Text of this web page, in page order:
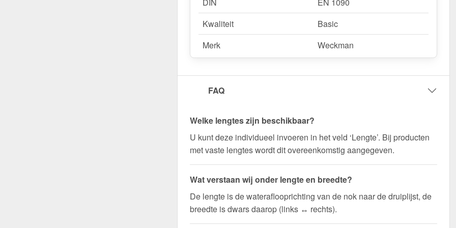
Kwaliteit
Basic
Merk
Weckman
FAQ
Welke lengtes zijn beschikbaar?
U kunt deze individueel invoeren in het veld ‘Lengte’. Bij producten
met vaste lengtes wordt dit overeenkomstig aangegeven.
Wat verstaan wij onder lengte en breedte?
De lengte is de wateraflooprichting van de nok naar de druiplijst, de
breedte is dwars daarop (links ↔ rechts).